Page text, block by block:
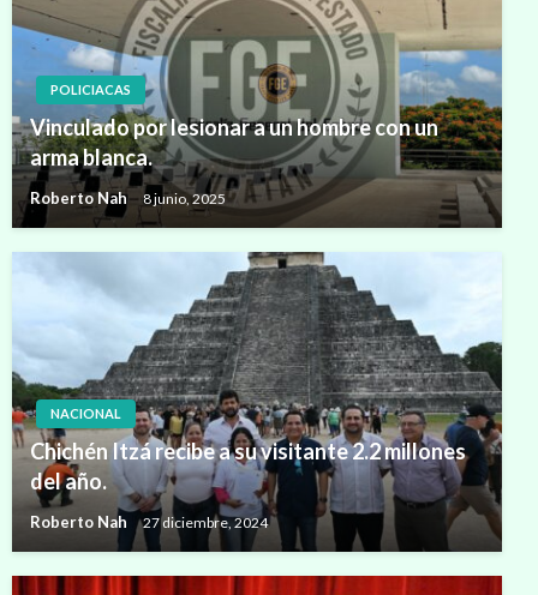
POLICIACAS
Vinculado por lesionar a un hombre con un
arma blanca.
Roberto Nah 8 junio, 2025
NACIONAL
Chichén Itzá recibe a su visitante 2.2 millones
del año.
Roberto Nah 27 diciembre, 2024